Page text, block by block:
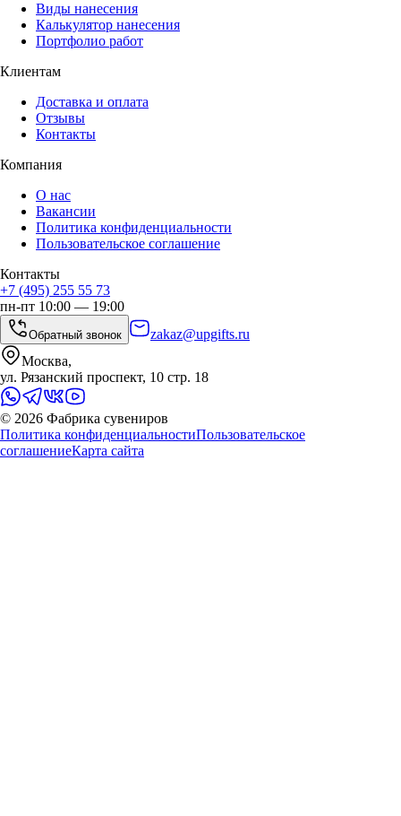
Виды нанесения
Калькулятор нанесения
Портфолио работ
Клиентам
Доставка и оплата
Отзывы
Контакты
Компания
О нас
Вакансии
Политика конфиденциальности
Пользовательское соглашение
Контакты
+7 (495) 255 55 73
пн-пт 10:00 — 19:00
Обратный звонок
zakaz@upgifts.ru
Москва,
ул. Рязанский проспект, 10 стр. 18
© 2026 Фабрика сувениров
Политика конфиденциальностиПользовательское
соглашениеКарта сайта